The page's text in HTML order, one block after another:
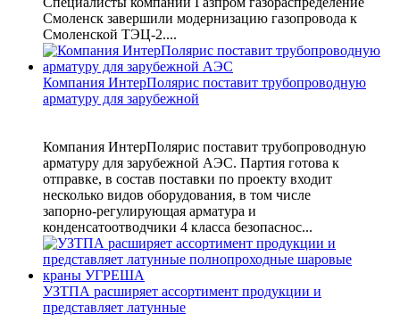
Смоленск завершили модернизацию газопровода к
Смоленской ТЭЦ-2....
Компания ИнтерПолярис поставит трубопроводную
арматуру для зарубежной
Компания ИнтерПолярис поставит трубопроводную
арматуру для зарубежной АЭС. Партия готова к
отправке, в состав поставки по проекту входит
несколько видов оборудования, в том числе
запорно‑регулирующая арматура и
конденсатоотводчики 4 класса безопаснос...
УЗТПА расширяет ассортимент продукции и
представляет латунные